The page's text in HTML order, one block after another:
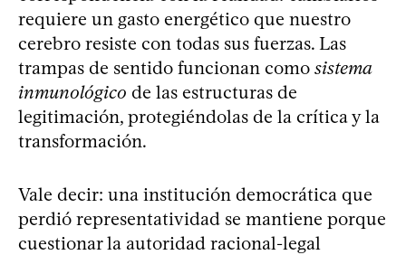
requiere un gasto energético que nuestro
cerebro resiste con todas sus fuerzas. Las
trampas de sentido funcionan como sistema
inmunológico de las estructuras de
legitimación, protegiéndolas de la crítica y la
transformación.
Vale decir: una institución democrática que
perdió representatividad se mantiene porque
cuestionar la autoridad racional-legal